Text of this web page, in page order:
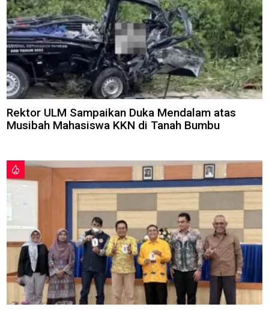
Rektor ULM Sampaikan Duka Mendalam atas
Musibah Mahasiswa KKN di Tanah Bumbu